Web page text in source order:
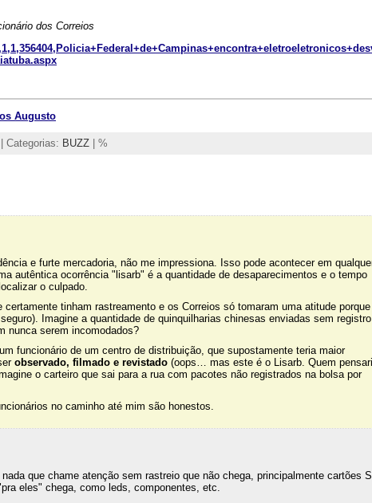
dos Correios
Augusto
| Categorias: BUZZ | %
e furte mercadoria, não me impressiona. Isso pode acontecer em
autêntica ocorrência "lisarb" é a quantidade de desaparecimentos e o tempo
o culpado.
tinham rastreamento e os Correios só tomaram uma atitude porque
Imagine a quantidade de quinquilharias chinesas enviadas sem registro
nunca serem incomodados?
funcionário de um centro de distribuição, que supostamente teria maior
observado, filmado e revistado (oops… mas este é o Lisarb. Quem
o carteiro que sai para a rua com pacotes não registrados na bolsa por
no caminho até mim são honestos.
que chame atenção sem rastreio que não chega, principalmente cartões
eles" chega, como leds, componentes, etc.